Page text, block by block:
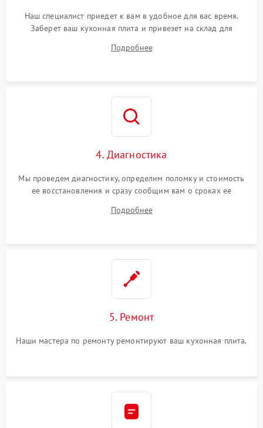
Наш специалист приедет к вам в удобное для вас время.
Заберет ваш кухонная плита и привезет на склад для
Подробнее
4. Диагностика
Мы проведем диагностику, определим поломку и стоимость
ее восстановления и сразу сообщим вам о сроках ее
Подробнее
5. Ремонт
Наши мастера по ремонту ремонтируют ваш кухонная плита.